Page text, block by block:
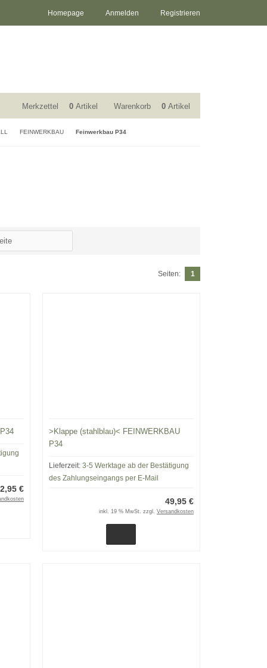
Registrieren
Anmelden
Homepage
Warenkorb 0 Artikel
Merkzettel 0 Artikel
FEINWERKBAU Feinwerkbau P34
Seiten: 1
€
>Klappe (stahlblau)< FEINWERKBAU
P34
Lieferzeit: 3-5 Werktage ab der Bestätigung
des Zahlungseingangs per E-Mail
49,95 €
inkl. 19 % MwSt. zzgl. Versandkosten